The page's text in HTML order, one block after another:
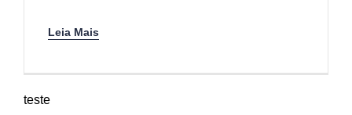
Leia Mais
teste